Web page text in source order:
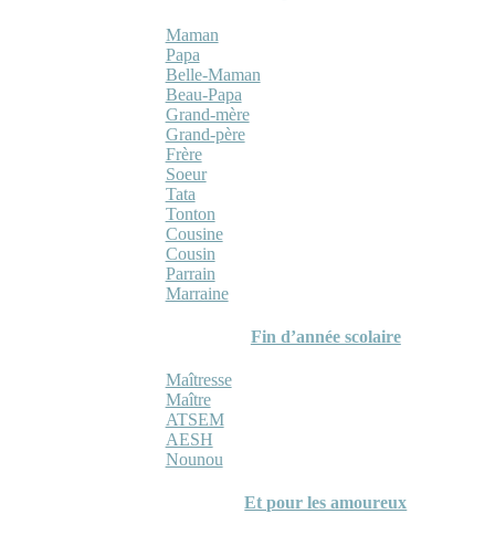
Maman
Papa
Belle-Maman
Beau-Papa
Grand-mère
Grand-père
Frère
Soeur
Tata
Tonton
Cousine
Cousin
Parrain
Marraine
Fin d’année scolaire
Maîtresse
Maître
ATSEM
AESH
Nounou
Et pour les amoureux